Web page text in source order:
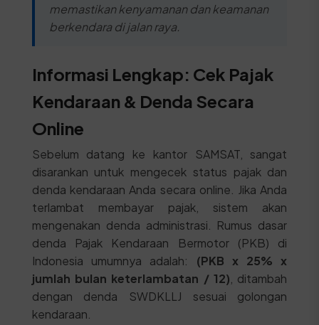
memastikan kenyamanan dan keamanan
berkendara di jalan raya.
Informasi Lengkap: Cek Pajak
Kendaraan & Denda Secara
Online
Sebelum datang ke kantor SAMSAT, sangat
disarankan untuk mengecek status pajak dan
denda kendaraan Anda secara online. Jika Anda
terlambat membayar pajak, sistem akan
mengenakan denda administrasi. Rumus dasar
denda Pajak Kendaraan Bermotor (PKB) di
Indonesia umumnya adalah: (PKB x 25% x
jumlah bulan keterlambatan / 12) , ditambah
dengan denda SWDKLLJ sesuai golongan
kendaraan.